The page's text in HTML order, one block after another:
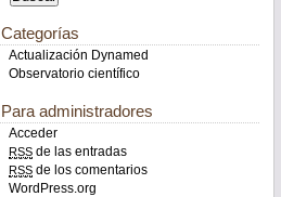
Categorías
Actualización Dynamed
Observatorio científico
Para administradores
Acceder
RSS de las entradas
RSS de los comentarios
WordPress.org